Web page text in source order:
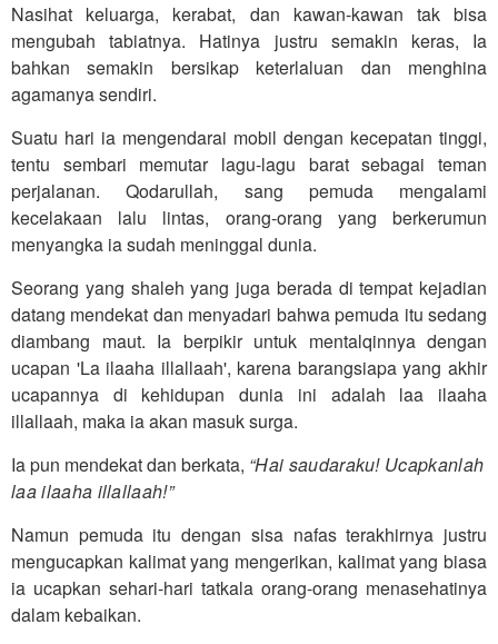
Nasihat keluarga, kerabat, dan kawan-kawan tak bisa
mengubah tabiatnya. Hatinya justru semakin keras, Ia
bahkan semakin bersikap keterlaluan dan menghina
agamanya sendiri.
Suatu hari ia mengendarai mobil dengan kecepatan tinggi,
tentu sembari memutar lagu-lagu barat sebagai teman
perjalanan. Qodarullah, sang pemuda mengalami
kecelakaan lalu lintas, orang-orang yang berkerumun
menyangka ia sudah meninggal dunia.
Seorang yang shaleh yang juga berada di tempat kejadian
datang mendekat dan menyadari bahwa pemuda itu sedang
diambang maut. Ia berpikir untuk mentalqinnya dengan
ucapan 'La ilaaha illallaah', karena barangsiapa yang akhir
ucapannya di kehidupan dunia ini adalah laa ilaaha
illallaah, maka ia akan masuk surga.
Ia pun mendekat dan berkata, “Hai saudaraku! Ucapkanlah
laa ilaaha illallaah!”
Namun pemuda itu dengan sisa nafas terakhirnya justru
mengucapkan kalimat yang mengerikan, kalimat yang biasa
ia ucapkan sehari-hari tatkala orang-orang menasehatinya
dalam kebaikan.